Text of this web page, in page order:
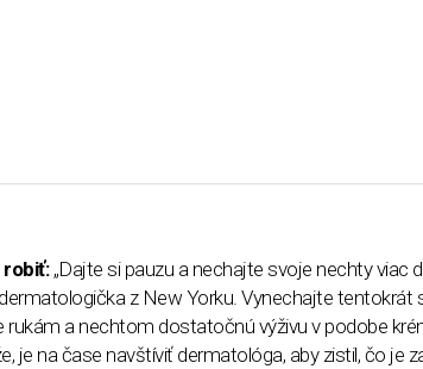
robiť:„Dajte si pauzu a nechajte svoje nechty viac
z New Yorku. Vynechajte tentokrát
rukám a nechtom dostatočnú výživu v podobe
je na čase navštíviť dermatológa, aby zistil, čo je